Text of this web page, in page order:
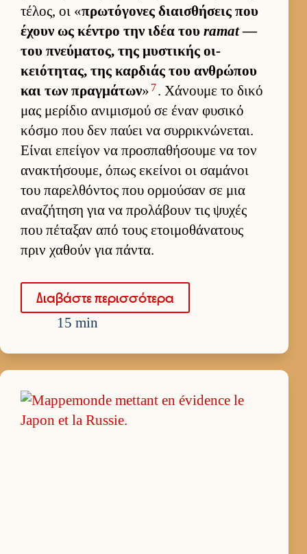
τέλος, οι «πρωτόγονες διαι­σθήσεις που
έχουν ως κέντρο την ιδέα του ramat—
του πνεύ­ματος, της μυστικής οι­
κειότητας, της καρ­διάς του αν­θρώπου
και των πραγ­μάτων» 7. Χάνουμε το δικό
μας μερίδιο ανιμισμού σε έναν φυσικό
κόσμο που δεν παύει να συρ­ρικνώνεται.
Εί­ναι επεί­γον να προσπαθήσουμε να τον
ανακτήσου­με, όπως εκεί­νοι οι σαμάνοι
του παρελ­θόντος που ορ­μού­σαν σε μια
αναζήτηση για να προλάβουν τις ψυχές
που πέταξαν από τους ετοι­μοθάνατους
πριν χαθούν για πάντα.
Δια­βάστε περισ­σότερα
15 min